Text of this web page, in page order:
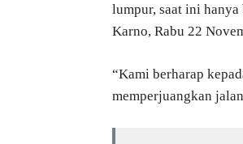
lumpur, saat ini
Karno, Rabu 22
“Kami berharap
memperjuangkan